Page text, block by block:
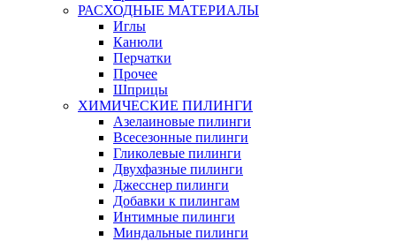
РАСХОДНЫЕ МАТЕРИАЛЫ
Иглы
Канюли
Перчатки
Прочее
Шприцы
ХИМИЧЕСКИЕ ПИЛИНГИ
Азелаиновые пилинги
Всесезонные пилинги
Гликолевые пилинги
Двухфазные пилинги
Джесснер пилинги
Добавки к пилингам
Интимные пилинги
Миндальные пилинги